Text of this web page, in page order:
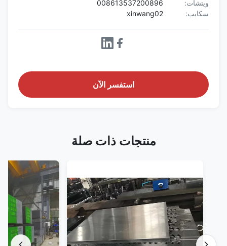
ويتشات:
008613537200896
سكايب:
xinwang02
استفسر الآن
منتجات ذات صلة